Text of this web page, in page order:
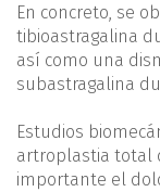
En concreto, se
tibioastragalina
así como una
subastragalina
Estudios
artroplastia total
importante el